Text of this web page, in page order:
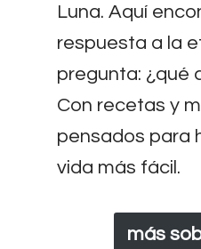
Luna. Aquí
respuesta a la
pregunta: ¿qué
Con recetas y
pensados para
vida más fácil.
más